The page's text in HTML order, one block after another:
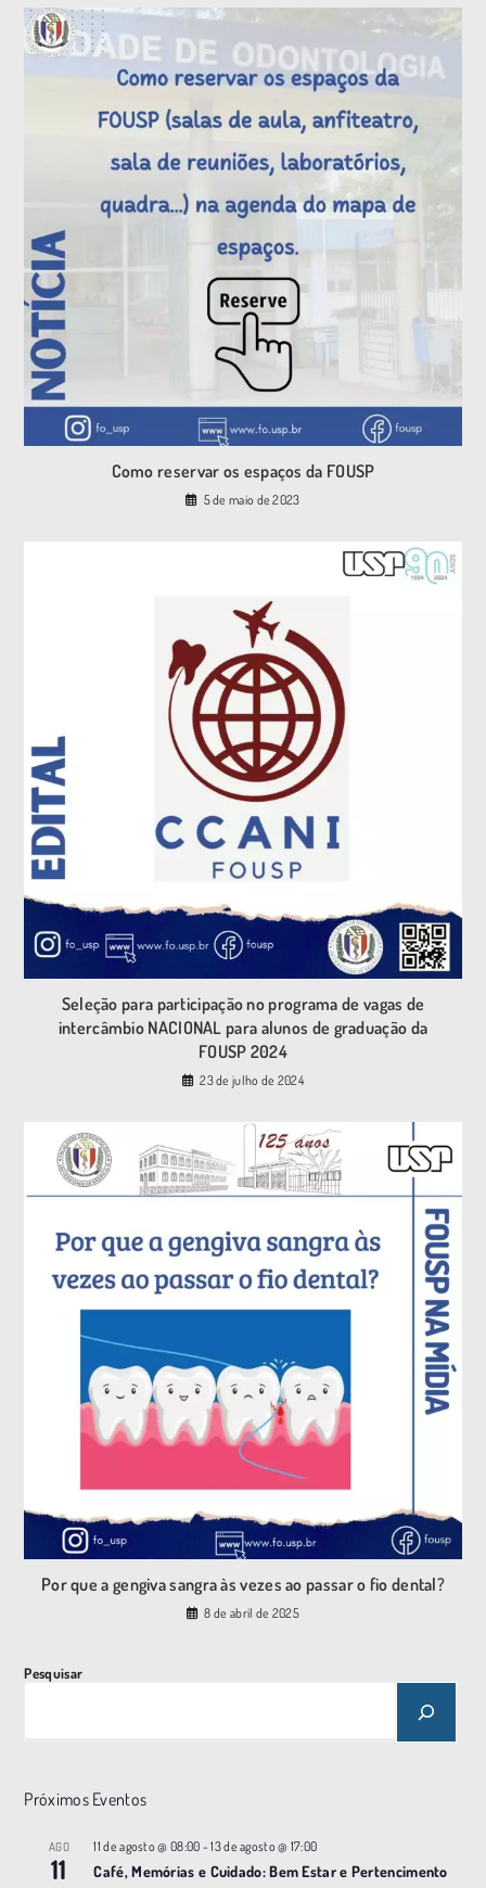
Como reservar os espaços da FOUSP
5 de maio de 2023
Seleção para participação no programa de vagas de
intercâmbio NACIONAL para alunos de graduação da
FOUSP 2024
23 de julho de 2024
Por que a gengiva sangra às vezes ao passar o fio dental?
8 de abril de 2025
Pesquisar
Próximos Eventos
AGO
11
11 de agosto @ 08:00 -13 de agosto @ 17:00
Café, Memórias e Cuidado: Bem Estar e Pertencimento